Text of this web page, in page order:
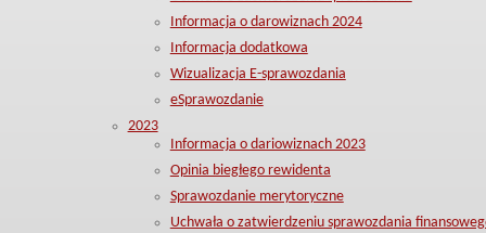
Informacja o darowiznach 2024
Informacja dodatkowa
Wizualizacja E-sprawozdania
eSprawozdanie
2023
Informacja o dariowiznach 2023
Opinia biegłego rewidenta
Sprawozdanie merytoryczne
Uchwała o zatwierdzeniu sprawozdania